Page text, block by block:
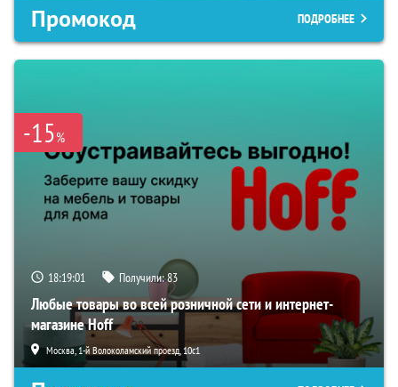
Промокод ПОДРОБНЕЕ
-15%
18:19:00 Получили:83
Любые товары во всей розничной сети и интернет-
магазине Hoff
Москва, 1-й Волоколамский проезд, 10с1